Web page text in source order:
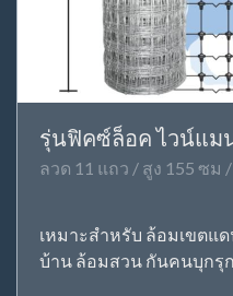
รุ่นฟิคซ์ล็อค ไวน์แม
ลวด 11 แถว / สูง 155 ซม
เหมาะสำหรับ ล้อมเขตแ
บ้าน ล้อมสวน กันคนบุกรุก